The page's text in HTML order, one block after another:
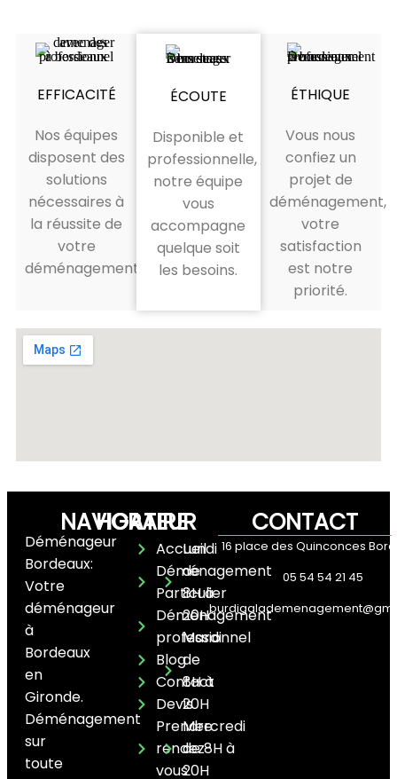
EFFICACITÉ
Nos équipes
disposent des
solutions
nécessaires à
la réussite de
votre
déménagement.
ÉCOUTE
Disponible et
professionnelle,
notre équipe
vous
accompagne
quelque soit
les besoins.
ÉTHIQUE
Vous nous
confiez un
projet de
déménagement,
votre
satisfaction
est notre
priorité.
Déménageur
Bordeaux:
Votre
déménageur
à
Bordeaux
en
Gironde.
Déménagement
sur
toute
NAVIGATEUR
Accueil
Déménagement
Particulier
Déménagement
professionnel
Blog
Contact
Devis
Prendre
rendez-
vous
HORAIRE
Lundi
de
8H à
20H
Mardi
de
8H à
20H
Mercredi
de 8H à
20H
CONTACT
16 place des Quinconces
05 54 54 21 45